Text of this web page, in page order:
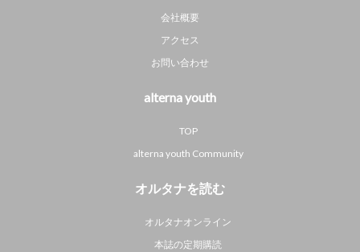
会社概要
アクセス
お問い合わせ
alterna youth
TOP
alterna youth Community
オルタナを読む
オルタナオンライン
本誌の定期購読